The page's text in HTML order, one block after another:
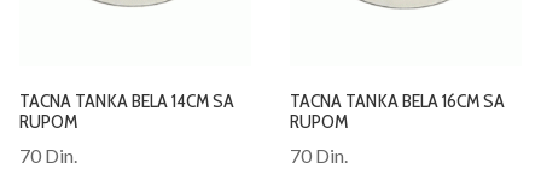
TACNA TANKA BELA 14CM SA
RUPOM
70 Din.
TACNA TANKA BELA 16CM SA
RUPOM
70 Din.